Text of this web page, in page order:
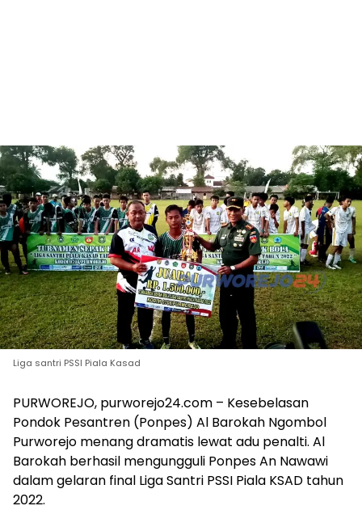
Liga santri PSSI Piala Kasad
PURWOREJO, purworejo24.com – Kesebelasan
Pondok Pesantren (Ponpes) Al Barokah Ngombol
Purworejo menang dramatis lewat adu penalti. Al
Barokah berhasil mengungguli Ponpes An Nawawi
dalam gelaran final Liga Santri PSSI Piala KSAD tahun
2022.